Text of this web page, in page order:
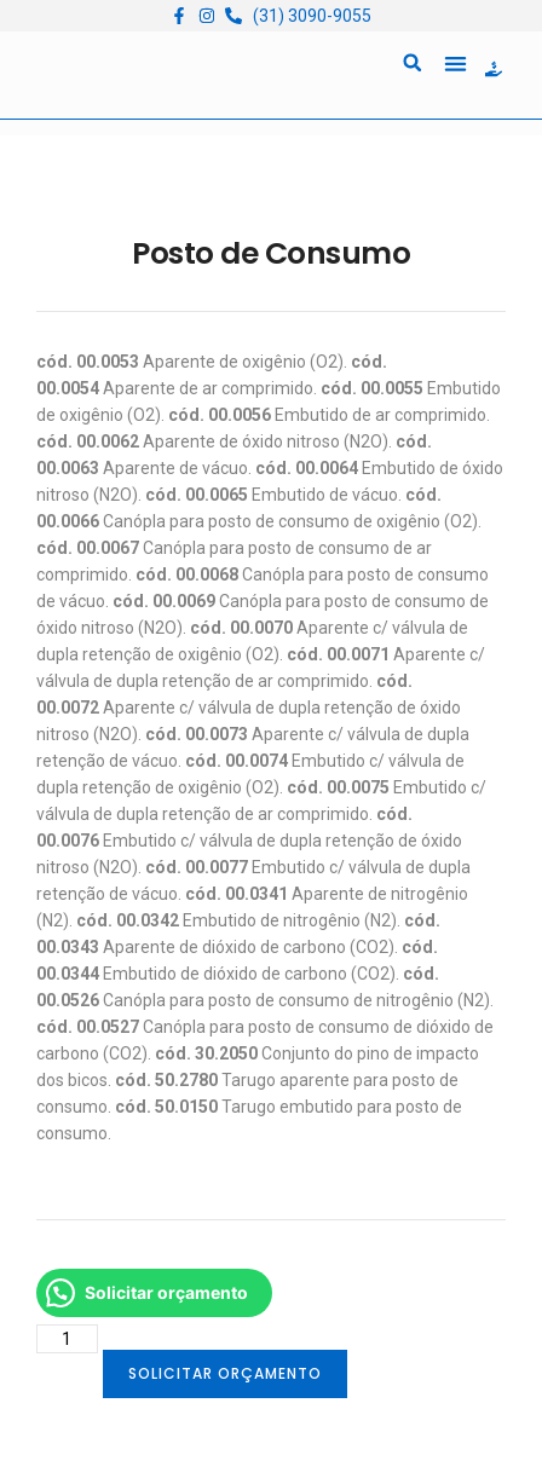
(31) 3090-9055
Posto de Consumo
cód. 00.0053 Aparente de oxigênio (O2). cód.
00.0054Aparente de ar comprimido. cód. 00.0055 Embutido
de oxigênio (O2). cód. 00.0056 Embutido de ar comprimido.
cód. 00.0062Aparente de óxido nitroso (N2O). cód.
00.0063 Aparente de vácuo. cód. 00.0064 Embutido de óxido
nitroso (N2O). cód. 00.0065 Embutido de vácuo. cód.
00.0066Canópla para posto de consumo de oxigênio (O2).
cód. 00.0067Canópla para posto de consumo de ar
comprimido. cód. 00.0068Canópla para posto de consumo
de vácuo. cód. 00.0069Canópla para posto de consumo de
óxido nitroso (N2O). cód. 00.0070Aparente c/ válvula de
dupla retenção de oxigênio (O2). cód. 00.0071 Aparente c/
válvula de dupla retenção de ar comprimido. cód.
00.0072Aparente c/ válvula de dupla retenção de óxido
nitroso (N2O). cód. 00.0073 Aparente c/ válvula de dupla
retenção de vácuo. cód. 00.0074 Embutido c/ válvula de
dupla retenção de oxigênio (O2). cód. 00.0075 Embutido c/
válvula de dupla retenção de ar comprimido. cód.
00.0076 Embutido c/ válvula de dupla retenção de óxido
nitroso (N2O). cód. 00.0077 Embutido c/ válvula de dupla
retenção de vácuo. cód. 00.0341 Aparente de nitrogênio
(N2). cód. 00.0342 Embutido de nitrogênio (N2). cód.
00.0343 Aparente de dióxido de carbono (CO2). cód.
00.0344 Embutido de dióxido de carbono (CO2). cód.
00.0526Canópla para posto de consumo de nitrogênio (N2).
cód. 00.0527Canópla para posto de consumo de dióxido de
carbono (CO2). cód. 30.2050Conjunto do pino de impacto
dos bicos. cód. 50.2780Tarugo aparente para posto de
consumo. cód. 50.0150Tarugo embutido para posto de
consumo.
Solicitar orçamento
SOLICITAR ORÇAMENTO